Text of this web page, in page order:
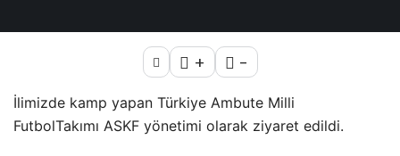
+ -
İlimizde kamp yapan Türkiye Ambute Milli
FutbolTakımı ASKF yönetimi olarak ziyaret edildi.